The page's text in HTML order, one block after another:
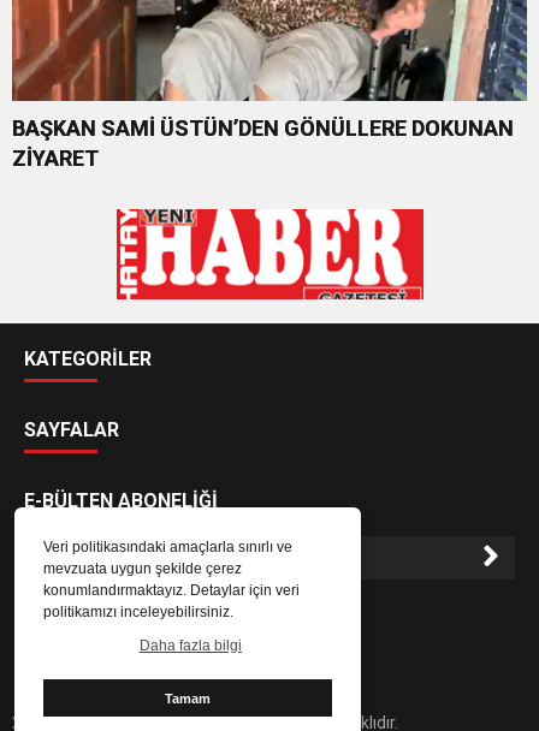
Veri politikasındaki amaçlarla sınırlı ve
mevzuata uygun şekilde çerez
konumlandırmaktayız. Detaylar için veri
politikamızı inceleyebilirsiniz.
Daha fazla bilgi
Tamam
BAŞKAN SAMİ ÜSTÜN’DEN GÖNÜLLERE DOKUNAN
ZİYARET
KATEGORİLER
SAYFALAR
E-BÜLTEN ABONELİĞİ
E-Bülten aboneliği ile haberlere daha hızlı erişin.
2024 Hatay Yeni Haber Gazetesi - Her hakkı saklıdır.